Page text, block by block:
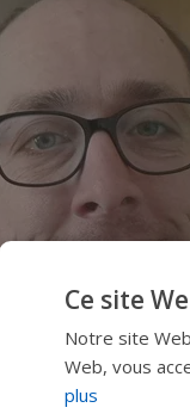
Ce site
Notre site
Web, vous
plus